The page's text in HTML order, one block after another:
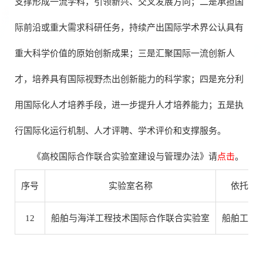
支撑形成一流学科，引领新兴、交叉发展方向；二是承担国
际前沿或重大需求科研任务，持续产出国际学术界公认具有
重大科学价值的原始创新成果；三是汇聚国际一流创新人
才，培养具有国际视野杰出创新能力的科学家；四是充分利
用国际化人才培养手段，进一步提升人才培养能力；五是执
行国际化运行机制、人才评聘、学术评价和支撑服务。
《高校国际合作联合实验室建设与管理办法》请点击。
序号 实验室名称 依托学
12 船舶与海洋工程技术国际合作联合实验室 船舶工程